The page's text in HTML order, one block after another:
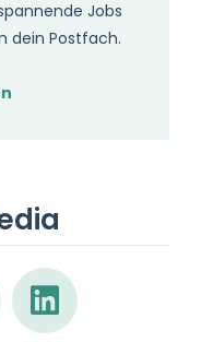
Jobs
dein Postfach.